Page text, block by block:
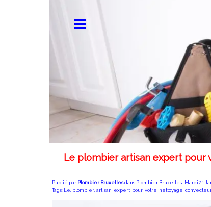
Le plombier artisan expert pour
Publié par Plombier Bruxellesdans Plombier Bruxelles· Mardi 21
Tags: Le plombier artisan expert pour votre nettoyage